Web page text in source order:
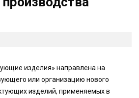
изделия» направлена на
или организацию нового
изделий, применяемых в